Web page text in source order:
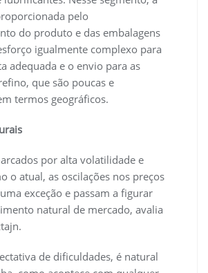
pelo
do produto e das embalagens
igualmente complexo para
adequada e o envio para as
que são poucas e
termos geográficos.
por alta volatilidade e
o atual, as oscilações nos preços
exceção e passam a figurar
natural de mercado, avalia
de dificuldades, é natural